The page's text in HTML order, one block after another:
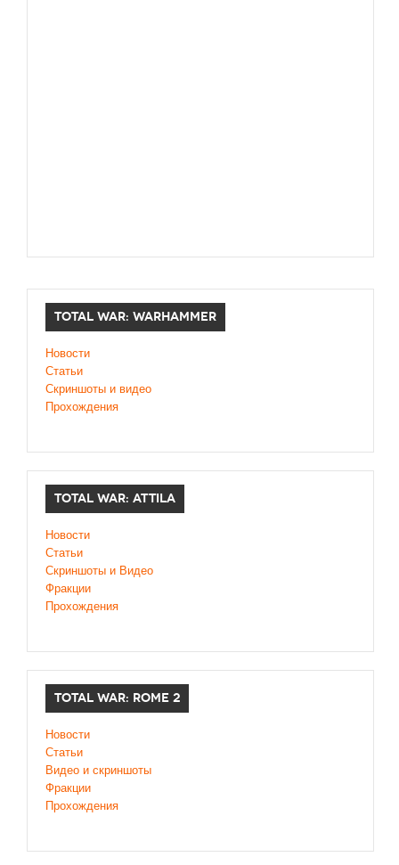
TOTAL WAR: WARHAMMER
Новости
Статьи
Скриншоты и видео
Прохождения
TOTAL WAR: ATTILA
Новости
Статьи
Скриншоты и Видео
Фракции
Прохождения
TOTAL WAR: ROME 2
Новости
Статьи
Видео и скриншоты
Фракции
Прохождения